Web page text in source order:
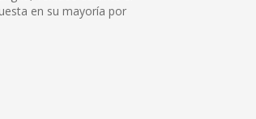
en su mayoría por